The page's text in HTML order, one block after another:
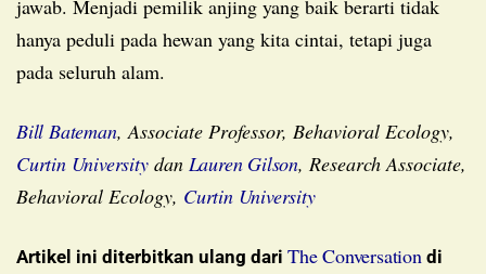
jawab. Menjadi pemilik anjing yang baik berarti tidak
hanya peduli pada hewan yang kita cintai, tetapi juga
pada seluruh alam.
Bill Bateman, Associate Professor, Behavioral Ecology,
Curtin Universitydan Lauren Gilson, Research Associate,
Behavioral Ecology, Curtin University
Artikel ini diterbitkan ulang dari The Conversation di